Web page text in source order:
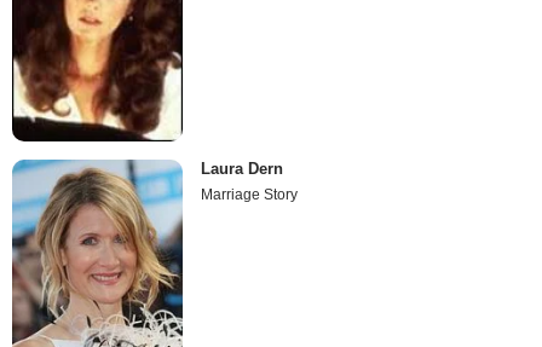
Laura Dern
Marriage Story